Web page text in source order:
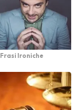
Frasi Ironiche